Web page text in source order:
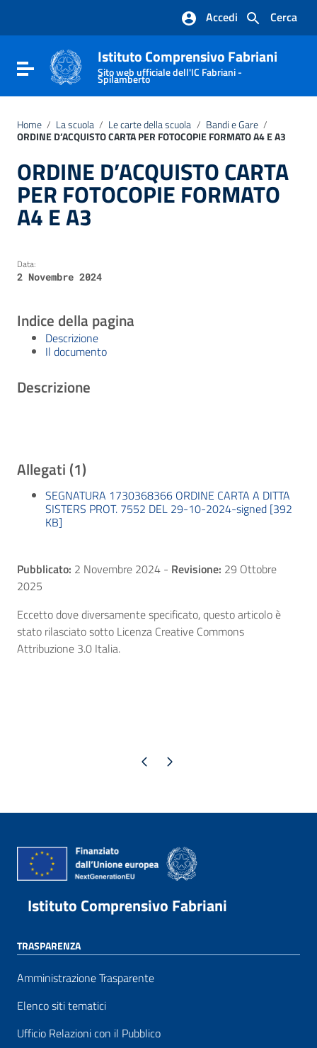
Vai al footer
Cerca
Accedi
Attiva / disattiva la navigazione
Istituto Comprensivo Fabriani
Sito web ufficiale dell'IC Fabriani -
Spilamberto
Home / La scuola / Le carte della scuola / Bandi e Gare /
ORDINE D’ACQUISTO CARTA PER FOTOCOPIE FORMATO A4 E A3
ORDINE D’ACQUISTO CARTA
PER FOTOCOPIE FORMATO
A4 E A3
Data:
2 Novembre 2024
Indice della pagina
Descrizione
Il documento
Descrizione
Allegati (1)
SEGNATURA 1730368366 ORDINE CARTA A DITTA
SISTERS PROT. 7552 DEL 29-10-2024-signed [392
KB]
Pubblicato: 2 Novembre 2024 - Revisione: 29 Ottobre
2025
Eccetto dove diversamente specificato, questo articolo è
stato rilasciato sotto Licenza Creative Commons
Attribuzione 3.0 Italia.
Pagina precedente
Pagina successiva
Istituto Comprensivo Fabriani
TRASPARENZA
Amministrazione Trasparente
Elenco siti tematici
Ufficio Relazioni con il Pubblico